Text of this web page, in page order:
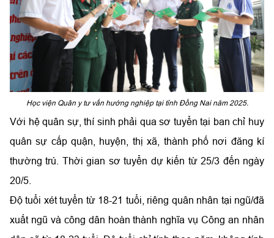
Học viện Quân y tư vấn hướng nghiệp tại tỉnh Đồng Nai năm 2025.
Với hệ quân sự, thí sinh phải qua sơ tuyển tại ban chỉ huy
quân sự cấp quận, huyện, thị xã, thành phố nơi đăng kí
thường trú. Thời gian sơ tuyển dự kiến từ 25/3 đến ngày
20/5.
Độ tuổi xét tuyển từ 18-21 tuổi, riêng quân nhân tại ngũ/đã
xuất ngũ và công dân hoàn thành nghĩa vụ Công an nhân